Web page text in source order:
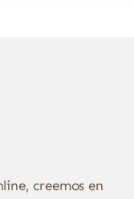
creemos en